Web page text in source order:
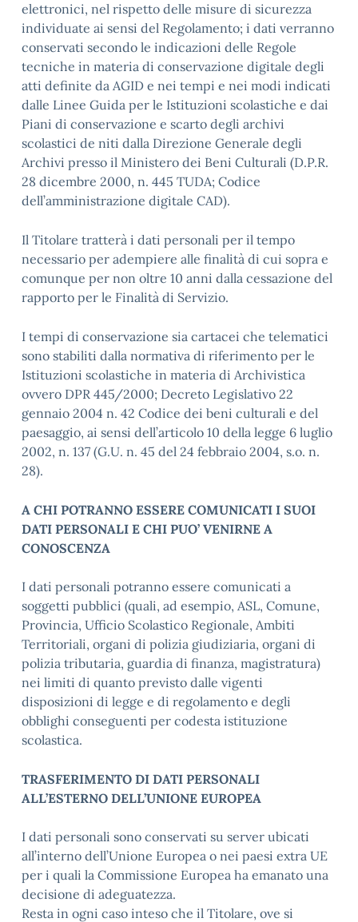
elettronici, nel rispetto delle misure di sicurezza
individuate ai sensi del Regolamento; i dati verranno
conservati secondo le indicazioni delle Regole
tecniche in materia di conservazione digitale degli
atti definite da AGID e nei tempi e nei modi indicati
dalle Linee Guida per le Istituzioni scolastiche e dai
Piani di conservazione e scarto degli archivi
scolastici de niti dalla Direzione Generale degli
Archivi presso il Ministero dei Beni Culturali (D.P.R.
28 dicembre 2000, n. 445 TUDA; Codice
dell’amministrazione digitale CAD).
Il Titolare tratterà i dati personali per il tempo
necessario per adempiere alle finalità di cui sopra e
comunque per non oltre 10 anni dalla cessazione del
rapporto per le Finalità di Servizio.
I tempi di conservazione sia cartacei che telematici
sono stabiliti dalla normativa di riferimento per le
Istituzioni scolastiche in materia di Archivistica
ovvero DPR 445/2000; Decreto Legislativo 22
gennaio 2004 n. 42 Codice dei beni culturali e del
paesaggio, ai sensi dell’articolo 10 della legge 6 luglio
2002, n. 137 (G.U. n. 45 del 24 febbraio 2004, s.o. n.
28).
A CHI POTRANNO ESSERE COMUNICATI I SUOI
DATI PERSONALI E CHI PUO’ VENIRNE A
CONOSCENZA
I dati personali potranno essere comunicati a
soggetti pubblici (quali, ad esempio, ASL, Comune,
Provincia, Ufficio Scolastico Regionale, Ambiti
Territoriali, organi di polizia giudiziaria, organi di
polizia tributaria, guardia di finanza, magistratura)
nei limiti di quanto previsto dalle vigenti
disposizioni di legge e di regolamento e degli
obblighi conseguenti per codesta istituzione
scolastica.
TRASFERIMENTO DI DATI PERSONALI
ALL’ESTERNO DELL’UNIONE EUROPEA
I dati personali sono conservati su server ubicati
all’interno dell’Unione Europea o nei paesi extra UE
per i quali la Commissione Europea ha emanato una
decisione di adeguatezza.
Resta in ogni caso inteso che il Titolare, ove si